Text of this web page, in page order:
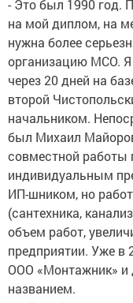
- Это был 1990 год.
на мой диплом, на
нужна более
организацию МСО.
через 20 дней на
второй
начальником.
был Михаил
совместной работы
индивидуальным
ИП-шником, но
(сантехника,
объем работ,
предприятии. Уже в
ООО «Монтажник» и
названием.